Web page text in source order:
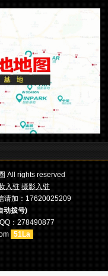
All rights reserved
入驻 摄影入驻
请加：17620025209
动拨号)
：278490877
51La